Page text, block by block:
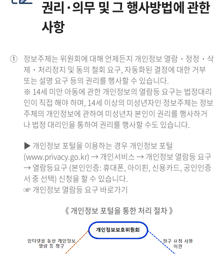
권리·의무 및 그 행사방법에 관한
사항
① 정보주체는 위원회에 대해 언제든지 개인정보 열람・정정・삭
제・처리정지 및 동의 철회 요구, 자동화된 결정에 대한 거부
또는 설명 요구 등의 권리를 행사할 수 있습니다.
※ 14세 미만 아동에 관한 개인정보의 열람등 요구는 법정대리
인이 직접 해야 하며, 14세 이상의 미성년자인 정보주체는 정보
주체의 개인정보에 관하여 미성년자 본인이 권리를 행사하거
나 법정 대리인을 통하여 권리를 행사할 수도 있습니다.
▶ 개인정보 포털을 이용하는 경우 개인정보 포털
(www.privacy.go.kr) → 개인서비스 → 개인정보 열람등 요구
→ 열람등요구 (본인인증: 휴대폰, 아이핀, 신용카드, 공인인증
서 중 선택) 신청을 할 수 있습니다.
☞ 개인정보 열람등 요구 바로가기
《 개인정보 포털을 통한 처리 절차 》